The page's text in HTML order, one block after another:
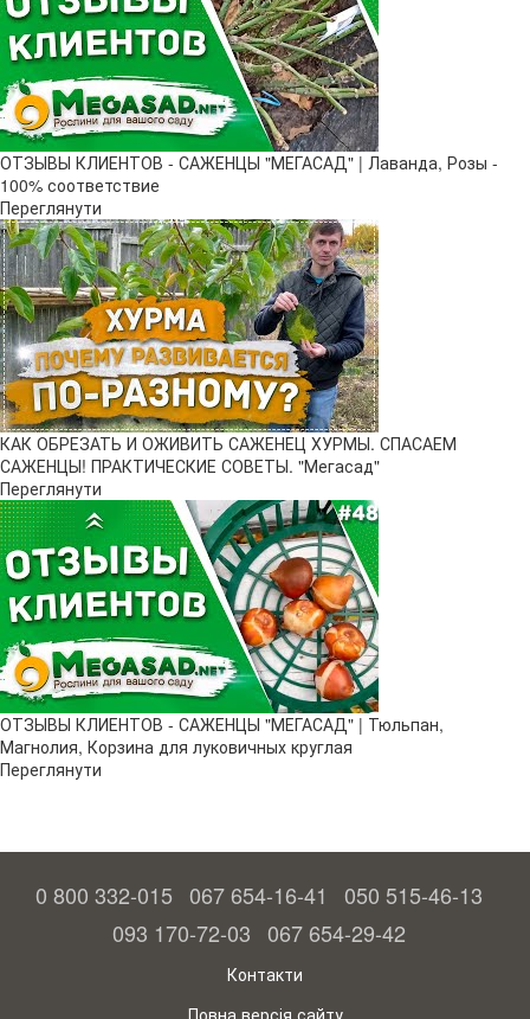
ОТЗЫВЫ КЛИЕНТОВ - САЖЕНЦЫ "МЕГАСАД" | Лаванда, Розы -
100% соответствие
Переглянути
КАК ОБРЕЗАТЬ И ОЖИВИТЬ САЖЕНЕЦ ХУРМЫ. СПАСАЕМ
САЖЕНЦЫ! ПРАКТИЧЕСКИЕ СОВЕТЫ. "Мегасад"
Переглянути
ОТЗЫВЫ КЛИЕНТОВ - САЖЕНЦЫ "МЕГАСАД" | Тюльпан,
Магнолия, Корзина для луковичных круглая
Переглянути
0 800 332-015 067 654-16-41
050 515-46-13
093 170-72-03 067 654-29-42
Контакти
Повна версія сайту